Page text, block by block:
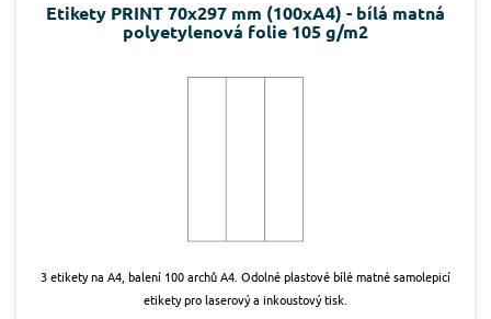
Etikety PRINT 70x297 mm (100xA4) - bílá matná
polyetylenová folie 105 g/m2
3 etikety na A4, balení 100 archů A4. Odolné plastové bílé matné samolepicí
etikety pro laserový a inkoustový tisk.